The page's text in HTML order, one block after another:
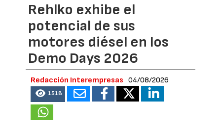
Rehlko exhibe el
potencial de sus
motores diésel en los
Demo Days 2026
Redacción Interempresas 04/08/2026
1518